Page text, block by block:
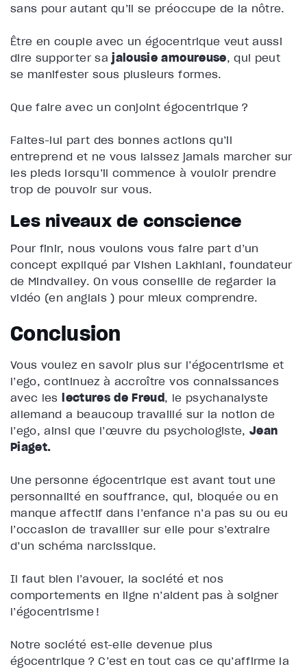
sans pour autant qu’il se préoccupe de la nôtre.
Être en couple avec un égocentrique veut aussi
dire supporter sajalousie amoureuse, qui peut
se manifester sous plusieurs formes.
Que faire avec un conjoint égocentrique ?
Faites-lui part des bonnes actions qu’il
entreprend et ne vous laissez jamais marcher sur
les pieds lorsqu’il commence à vouloir prendre
trop de pouvoir sur vous.
Les niveaux de conscience
Pour finir, nous voulons vous faire part d’un
concept expliqué par Vishen Lakhiani, foundateur
de Mindvalley.On vous conseille de regarder la
vidéo (en anglais ) pour mieux comprendre.
Conclusion
Vous voulez en savoir plus sur l’égocentrisme et
l’ego, continuez à accroître vos connaissances
avec les lectures de Freud, le psychanalyste
allemand a beaucoup travaillé sur la notion de
l’ego, ainsi que l’œuvre du psychologiste,Jean
Piaget.
Une personne égocentrique est avant tout une
personnalité en souffrance, qui, bloquée ou en
manque affectif dans l’enfance n’a pas su ou eu
l’occasion de travailler sur elle pour s’extraire
d’un schéma narcissique.
Il faut bien l’avouer, la société et nos
comportements en ligne n’aident pas à soigner
l’égocentrisme !
Notre société est-elle devenue plus
égocentrique ?C’est en tout cas ce qu’affirme la